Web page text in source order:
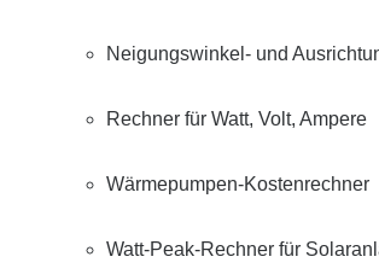
Neigungswinkel- und
Rechner für Watt, Volt, Ampere
Wärmepumpen-Kostenrechner
Watt-Peak-Rechner für